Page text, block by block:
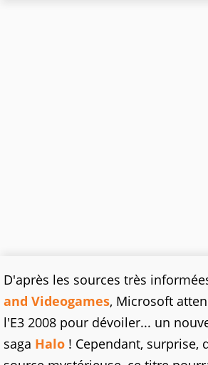
D'après les sources très
and Videogames, Microsoft
l'E3 2008 pour dévoiler... un
saga Halo ! Cependant, surprise,